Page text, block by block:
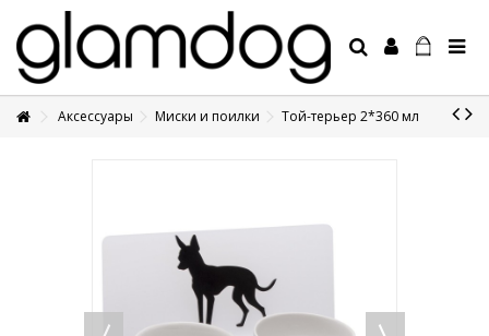
+7 495 1250410
Аксессуары Миски и поилки Той-терьер 2*360 мл